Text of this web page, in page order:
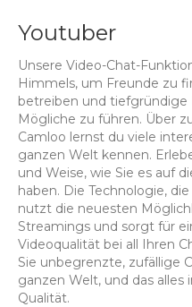
Youtuber
Unsere Video-Chat-
Himmels, um Freunde zu
betreiben und tiefgründige
Mögliche zu führen. Über
Camloo lernst du viele
ganzen Welt kennen.
und Weise, wie Sie es auf
haben. Die Technologie,
nutzt die neuesten
Streamings und sorgt für
Videoqualität bei all Ihren
Sie unbegrenzte, zufällige
ganzen Welt, und das
Qualität.